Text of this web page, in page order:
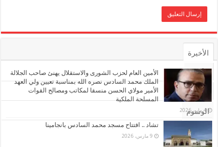
الأخيرة
الأشهر
تعليقات
الوسوم
الأمين العام لحزب الشورى والاستقلال يهنئ صاحب الجلالة
الملك محمد السادس نصره الله بمناسبة تعيين ولي العهد
الأمير مولاي الحسن منسقا لمكاتب ومصالح القوات
المسلحة الملكية
4 مايو، 2026
تشاد .. افتتاح مسجد محمد السادس بانجامينا
9 مارس، 2026